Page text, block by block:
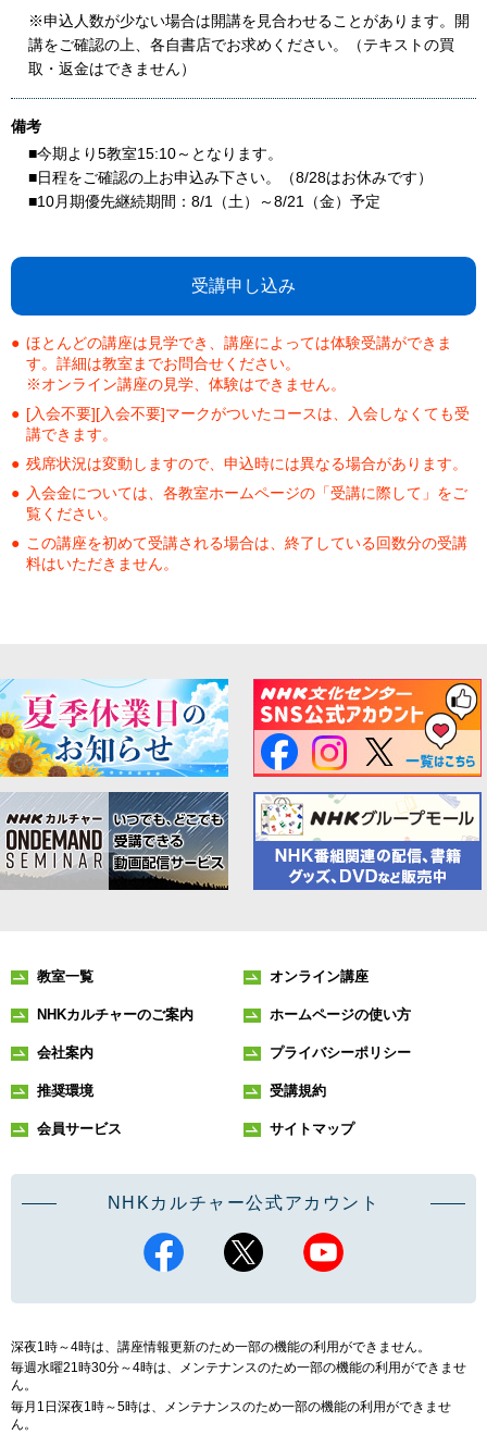
※申込人数が少ない場合は開講を見合わせることがあります。開
講をご確認の上、各自書店でお求めください。（テキストの買
取・返金はできません）
備考
■今期より5教室15:10～となります。
■日程をご確認の上お申込み下さい。（8/28はお休みです）
■10月期優先継続期間：8/1（土）～8/21（金）予定
受講申し込み
ほとんどの講座は見学でき、講座によっては体験受講ができま
す。詳細は教室までお問合せください。
※オンライン講座の見学、体験はできません。
[入会不要][入会不要]マークがついたコースは、入会しなくても受
講できます。
残席状況は変動しますので、申込時には異なる場合があります。
入会金については、各教室ホームページの「受講に際して」をご
覧ください。
この講座を初めて受講される場合は、終了している回数分の受講
料はいただきません。
教室一覧 オンライン講座
NHKカルチャーのご案内 ホームページの使い方
会社案内 プライバシーポリシー
推奨環境 受講規約
会員サービス サイトマップ
NHKカルチャー公式アカウント
深夜1時～4時は、講座情報更新のため一部の機能の利用ができません。
毎週水曜21時30分～4時は、メンテナンスのため一部の機能の利用ができませ
ん。
毎月1日深夜1時～5時は、メンテナンスのため一部の機能の利用ができませ
ん。